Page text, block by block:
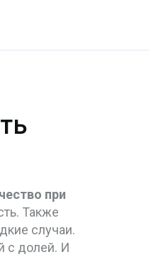
при
. Также
случаи.
с долей. И